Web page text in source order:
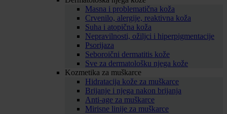
Masna i problematična koža
Crvenilo, alergije, reaktivna koža
Suha i atopična koža
Nepravilnosti, ožiljci i hiperpigmentacije
Psorijaza
Seboroični dermatitis kože
Sve za dermatološku njega kože
Kozmetika za muškarce
Hidratacija kože za muškarce
Brijanje i njega nakon brijanja
Anti-age za muškarce
Mirisne linije za muškarce